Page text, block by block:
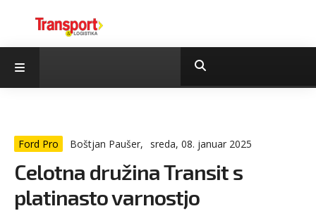
Ford Pro Boštjan Paušer, sreda, 08. januar 2025
Celotna družina Transit s
platinasto varnostjo